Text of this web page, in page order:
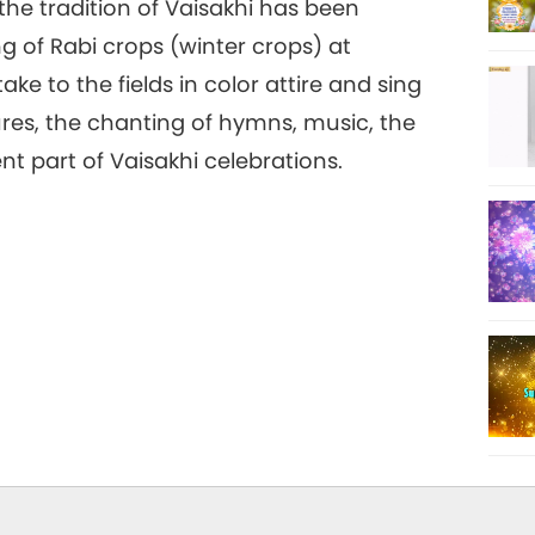
tradition of Vaisakhi has been
of Rabi crops (winter crops) at
to the fields in color attire and sing
the chanting of hymns, music, the
part of Vaisakhi celebrations.